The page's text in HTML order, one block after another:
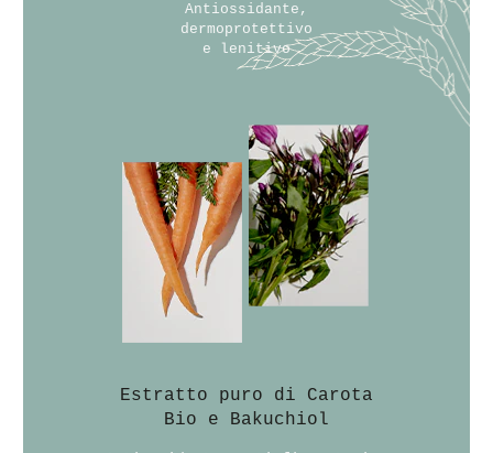
Antiossidante,
dermoprotettivo
e lenitivo
Estratto puro di Carota
Bio e Bakuchiol